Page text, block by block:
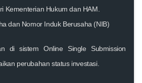
Kementerian Hukum dan HAM.
dan Nomor Induk Berusaha (NIB)
di sistem Online Single Submission
perubahan status investasi.